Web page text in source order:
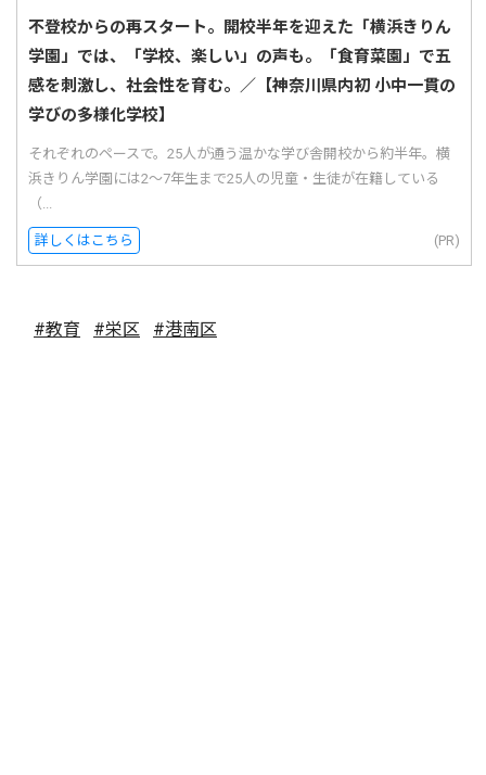
不登校からの再スタート。開校半年を迎えた「横浜きりん
学園」では、「学校、楽しい」の声も。「食育菜園」で五
感を刺激し、社会性を育む。／【神奈川県内初 小中一貫の
学びの多様化学校】
それぞれのペースで。25人が通う温かな学び舎開校から約半年。横
浜きりん学園には2〜7年生まで25人の児童・生徒が在籍している
（...
詳しくはこちら (PR)
#教育 #栄区 #港南区